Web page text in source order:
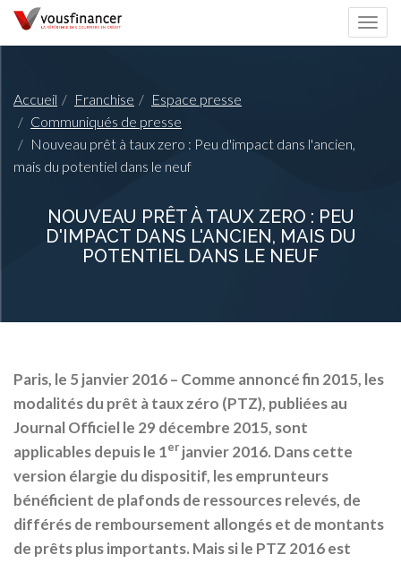
Accueil Franchise
Espace presse
Communiqués de presse
Nouveau prêt à taux zero : Peu d'impact dans l'ancien,
mais du potentiel dans le neuf
NOUVEAU PRÊT À TAUX ZERO : PEU
D'IMPACT DANS L'ANCIEN, MAIS DU
POTENTIEL DANS LE NEUF
Paris, le 5 janvier 2016– Comme annoncé fin 2015, les
modalités du prêt à taux zéro (PTZ), publiées au
Journal Officiel le 29 décembre 2015, sont
applicables depuis le 1er janvier 2016. Dans cette
version élargie du dispositif, les emprunteurs
bénéficient de plafonds de ressources relevés, de
différés de remboursement allongés et de montants
de prêts plus importants. Mais si le PTZ 2016 est